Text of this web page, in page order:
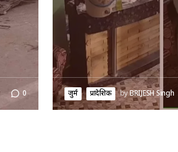
0 जुर्म प्रादेशिक byBRIJESH Singh